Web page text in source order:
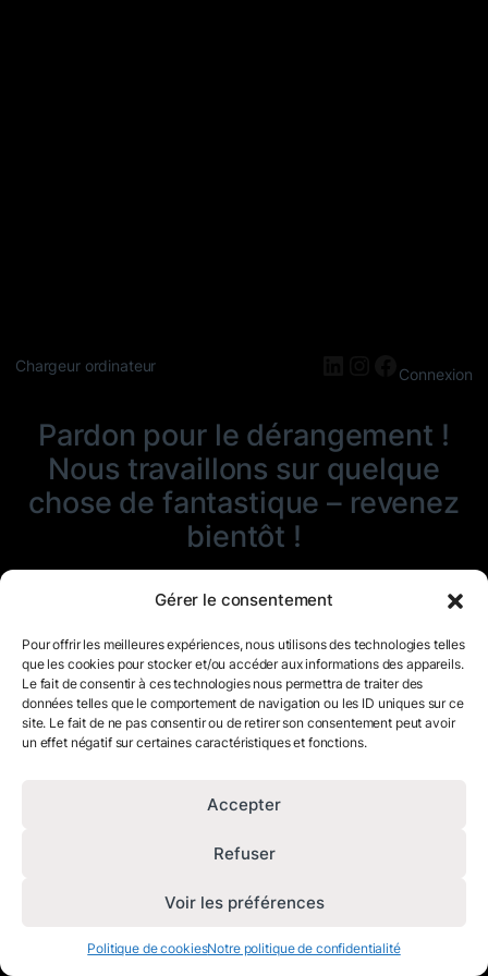
Gérer le consentement
Pour offrir les meilleures expériences, nous utilisons des technologies telles
que les cookies pour stocker et/ou accéder aux informations des appareils.
Le fait de consentir à ces technologies nous permettra de traiter des
données telles que le comportement de navigation ou les ID uniques sur ce
site. Le fait de ne pas consentir ou de retirer son consentement peut avoir
un effet négatif sur certaines caractéristiques et fonctions.
Accepter
Refuser
Voir les préférences
Politique de cookiesNotre politique de confidentialité
Chargeur ordinateur LinkedIn
Instagram
Connexion
Pardon pour le dérangement !
Nous travaillons sur quelque
chose de fantastique – revenez
bientôt !